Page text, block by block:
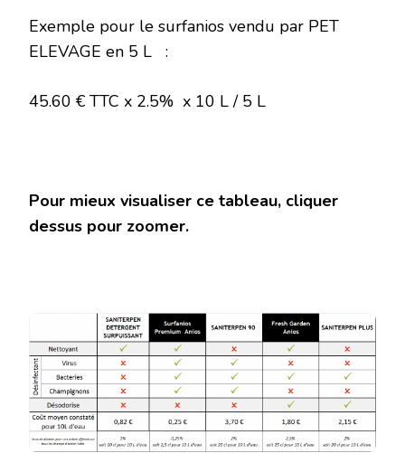
Exemple pour le surfanios vendu par PET
ELEVAGE en 5 L :
45.60 € TTC x 2.5% x 10 L / 5 L
Pour mieux visualiser ce tableau, cliquer
dessus pour zoomer.